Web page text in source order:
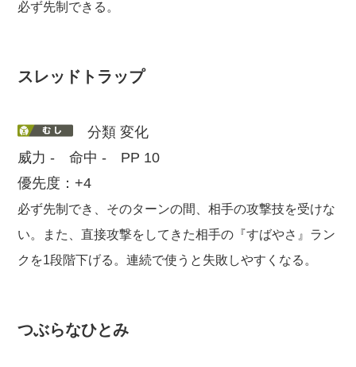
必ず先制できる。
スレッドトラップ
分類 変化
威力 - 命中 - PP 10
優先度：+4
必ず先制でき、そのターンの間、相手の攻撃技を受けな
い。また、直接攻撃をしてきた相手の『すばやさ』ラン
クを1段階下げる。連続で使うと失敗しやすくなる。
つぶらなひとみ